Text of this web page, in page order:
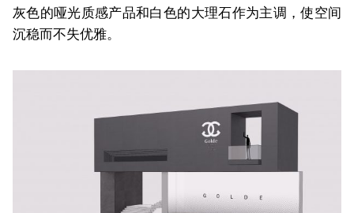
灰色的哑光质感产品和白色的大理石作为主调，使空间
沉稳而不失优雅。